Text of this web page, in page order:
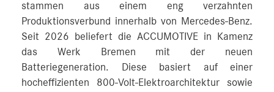
stammen aus einem eng verzahnten
Produktionsverbund innerhalb von Mercedes-Benz.
Seit 2026 beliefert die ACCUMOTIVE in Kamenz
das Werk Bremen mit der neuen
Batteriegeneration. Diese basiert auf einer
hocheffizienten 800-Volt-Elektroarchitektur sowie